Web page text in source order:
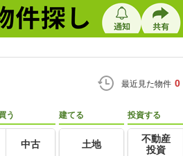
最近見た物件 0
う
中古
建てる
土地
投資する
不動産
投資